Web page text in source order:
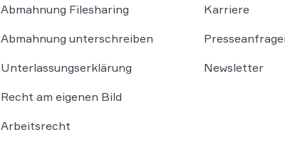
Abmahnung Filesharing
Abmahnung unterschreiben
Unterlassungserklärung
Recht am eigenen Bild
Arbeitsrecht
Karriere
Newsletter